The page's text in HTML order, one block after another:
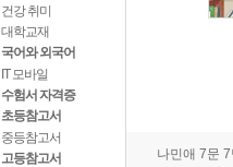
건강 취미
대학교재
국어와 외국어
IT 모바일
수험서 자격증
초등참고서
중등참고서
고등참고서
나민애 7문